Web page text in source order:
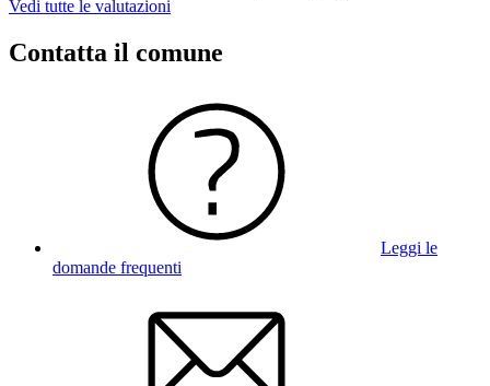
Vedi tutte le valutazioni
Contatta il comune
Leggi le
domande frequenti